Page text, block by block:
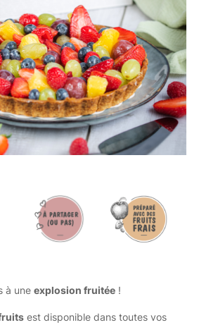
à une explosion fruitée!
est disponible dans toutes vos